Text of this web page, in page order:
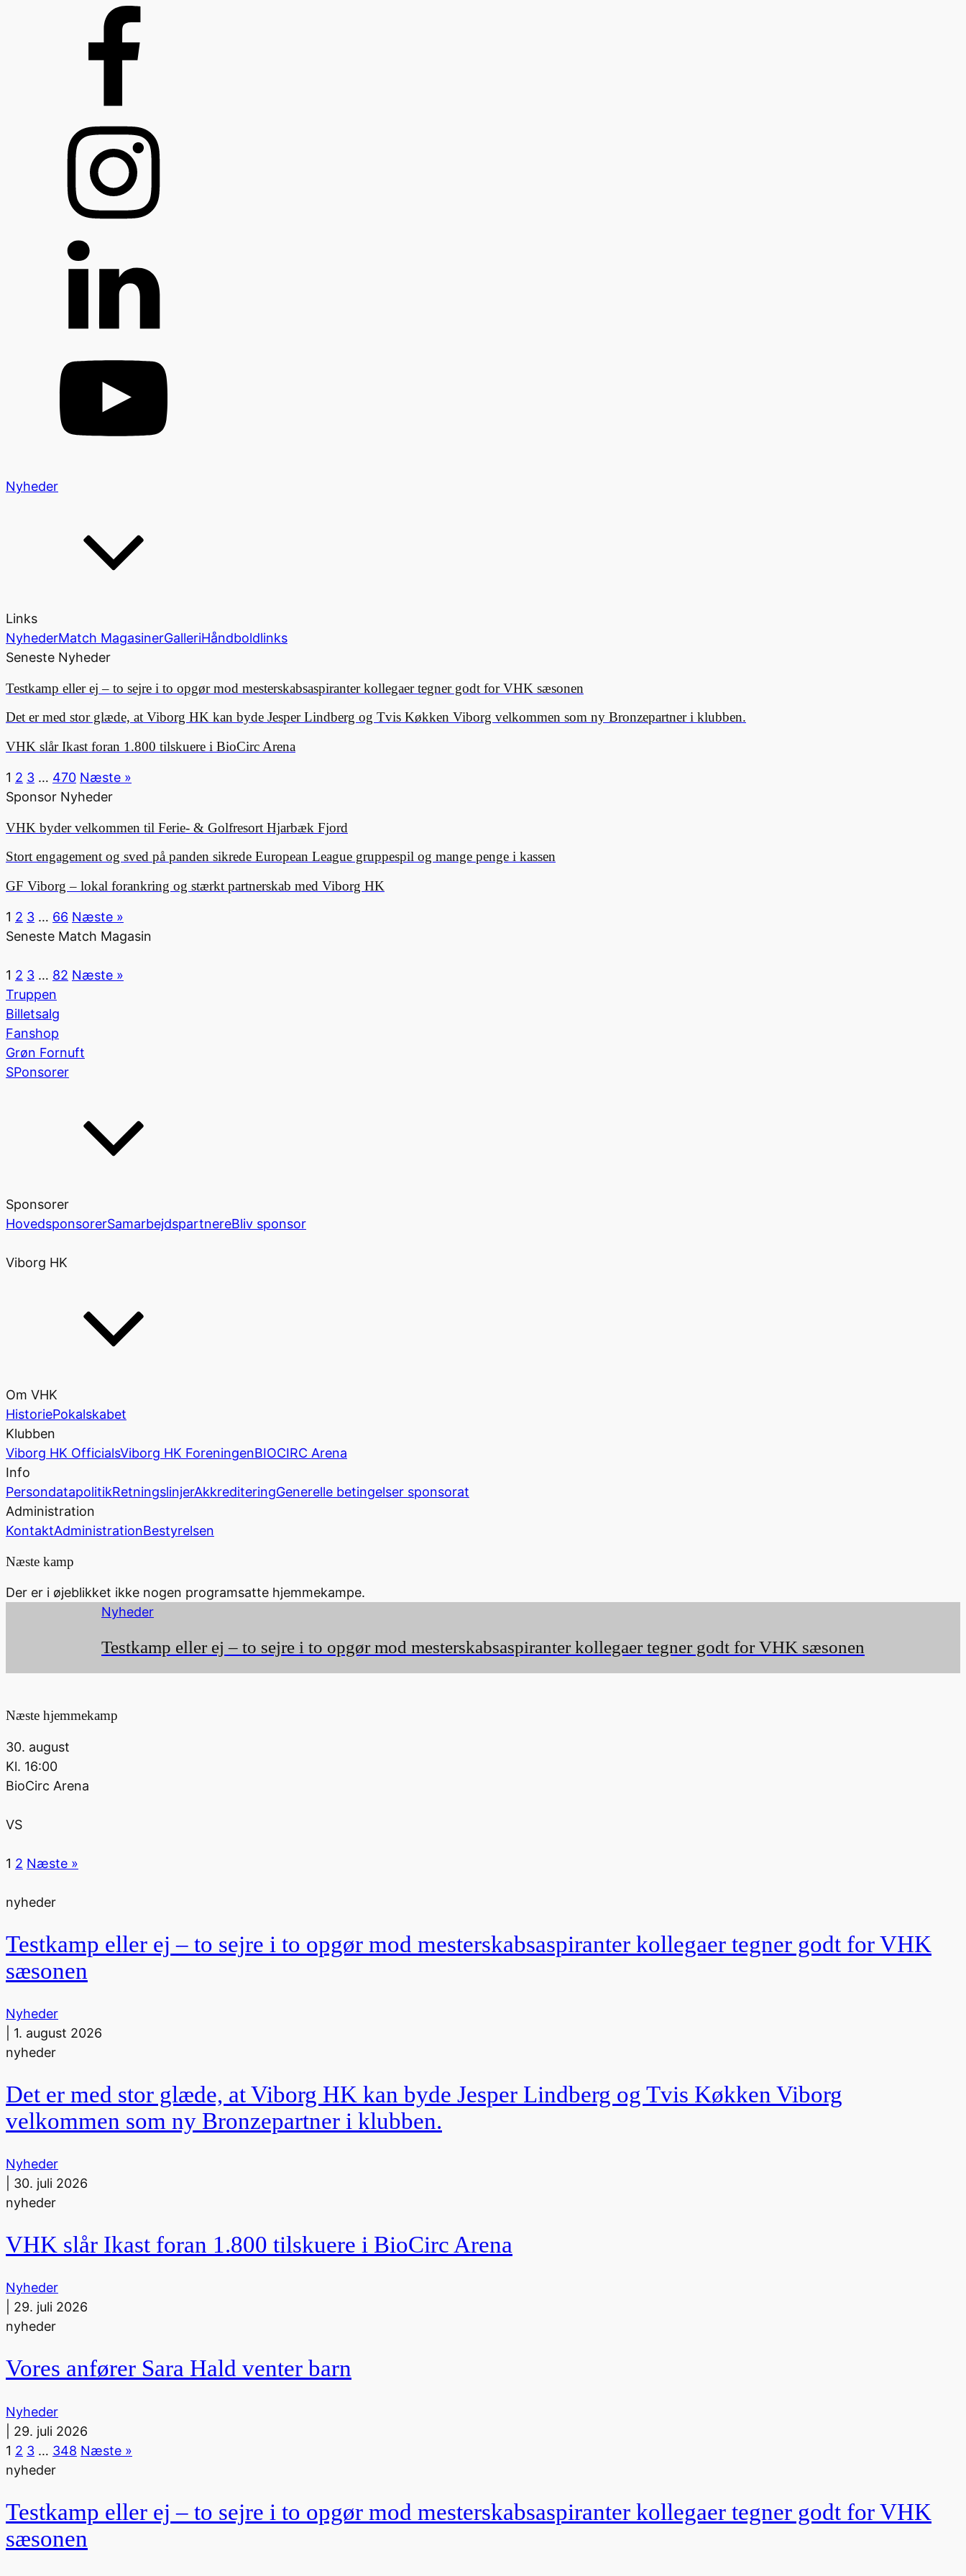
Nyheder
Links
NyhederMatch MagasinerGalleriHåndboldlinks
Seneste Nyheder
Testkamp eller ej – to sejre i to opgør mod mesterskabsaspiranter kollegaer tegner godt for VHK sæsonen
Det er med stor glæde, at Viborg HK kan byde Jesper Lindberg og Tvis Køkken Viborg velkommen som ny Bronzepartner i klubben.
VHK slår Ikast foran 1.800 tilskuere i BioCirc Arena
1 2 3 … 470 Næste »
Sponsor Nyheder
VHK byder velkommen til Ferie- & Golfresort Hjarbæk Fjord
Stort engagement og sved på panden sikrede European League gruppespil og mange penge i kassen
GF Viborg – lokal forankring og stærkt partnerskab med Viborg HK
1 2 3 … 66 Næste »
Seneste Match Magasin
1 2 3 … 82 Næste »
Truppen
Billetsalg
Fanshop
Grøn Fornuft
SPonsorer
Sponsorer
HovedsponsorerSamarbejdspartnereBliv sponsor
Viborg HK
Om VHK
HistoriePokalskabet
Klubben
Viborg HK OfficialsViborg HK ForeningenBIOCIRC Arena
Info
PersondatapolitikRetningslinjerAkkrediteringGenerelle betingelser sponsorat
Administration
KontaktAdministrationBestyrelsen
Næste kamp
Der er i øjeblikket ikke nogen programsatte hjemmekampe.
Nyheder
Testkamp eller ej – to sejre i to opgør mod mesterskabsaspiranter kollegaer tegner godt for VHK sæsonen
Næste hjemmekamp
30. august
Kl. 16:00
BioCirc Arena
VS
1 2 Næste »
nyheder
Testkamp eller ej – to sejre i to opgør mod mesterskabsaspiranter kollegaer tegner godt for VHK
sæsonen
Nyheder
1. august 2026
nyheder
Det er med stor glæde, at Viborg HK kan byde Jesper Lindberg og Tvis Køkken Viborg
velkommen som ny Bronzepartner i klubben.
Nyheder
30. juli 2026
nyheder
VHK slår Ikast foran 1.800 tilskuere i BioCirc Arena
Nyheder
29. juli 2026
nyheder
Vores anfører Sara Hald venter barn
Nyheder
29. juli 2026
1 2 3 … 348 Næste »
nyheder
Testkamp eller ej – to sejre i to opgør mod mesterskabsaspiranter kollegaer tegner godt for VHK
sæsonen